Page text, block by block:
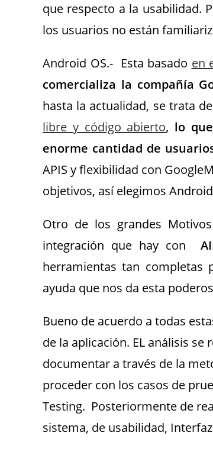
que respecto a la usabilidad.
los usuarios no están
Android OS.- Esta basado en
comercializa la compañía
hasta la actualidad, se trata
libre y código abierto, lo
enorme cantidad de
APIS y flexibilidad con
objetivos, así elegimos
Otro de los grandes
integración que hay con
herramientas tan completas
ayuda que nos da esta
Bueno de acuerdo a todas
de la aplicación. EL análisis
documentar a través de la
proceder con los casos de
Testing. Posteriormente de
sistema, de usabilidad,